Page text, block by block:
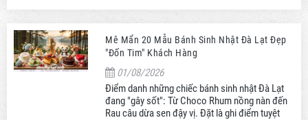
Mê Mẩn 20 Mẫu Bánh Sinh Nhật Đà Lạt Đẹp
"Đốn Tim" Khách Hàng
01/08/2026
Điểm danh những chiếc bánh sinh nhật Đà Lạt
đang "gây sốt": Từ Choco Rhum nồng nàn đến
Rau câu dừa sen đậy vị. Đặt là ghi điểm tuyệt